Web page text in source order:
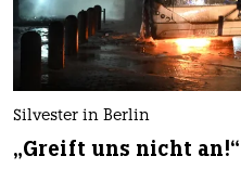
Silvester in Berlin
„Greift uns nicht an!“